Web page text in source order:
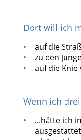
Dort will ich
auf die
zu den
auf die Knie
Wenn ich
...hätte ich